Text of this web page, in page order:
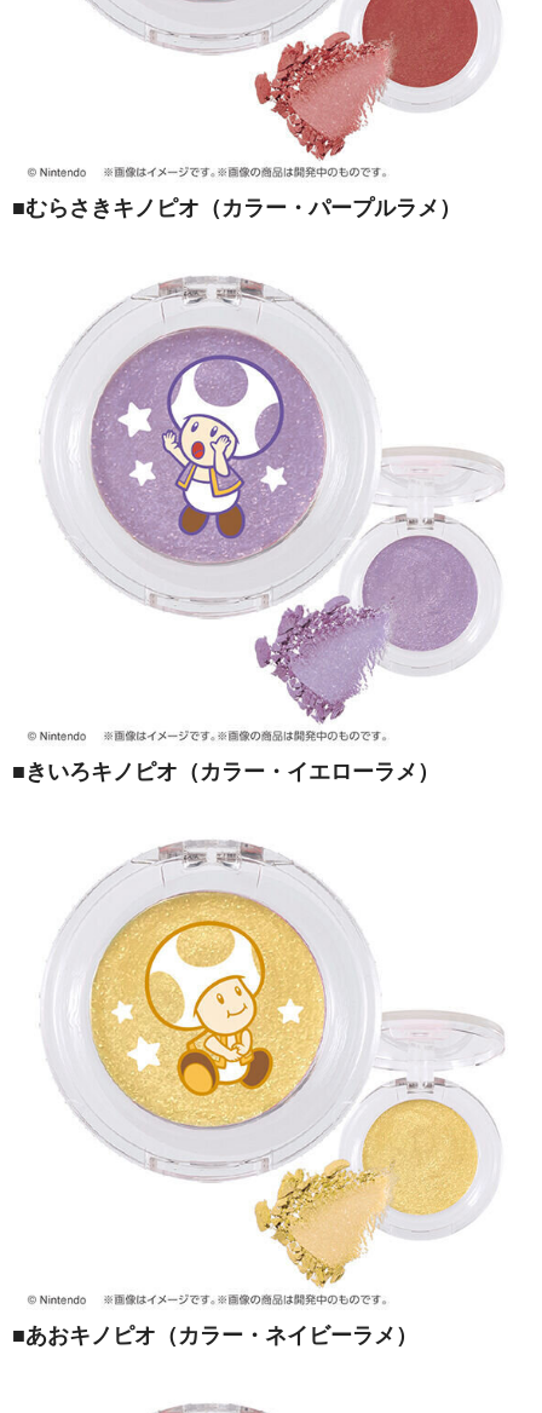
■むらさきキノピオ（カラー・パープルラメ）
■きいろキノピオ（カラー・イエローラメ）
■あおキノピオ（カラー・ネイビーラメ）